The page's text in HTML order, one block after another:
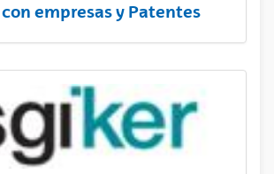
empresas y Patentes